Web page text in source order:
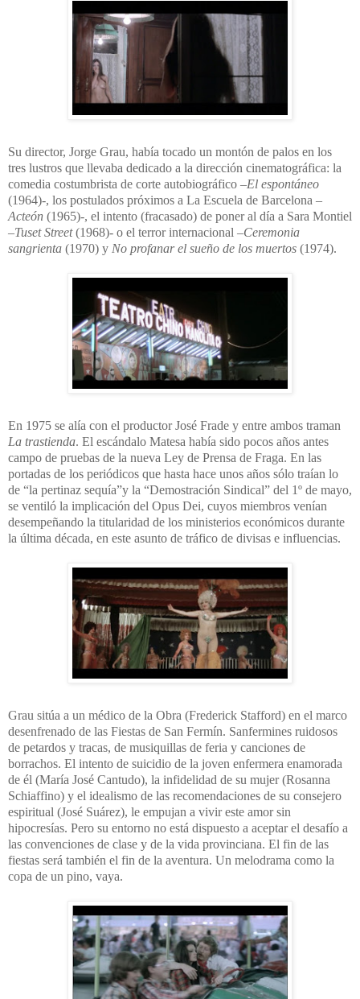
Su director, Jorge Grau, había tocado un montón de palos en los
tres lustros que llevaba dedicado a la dirección cinematográfica: la
comedia costumbrista de corte autobiográfico –El espontáneo
(1964)-, los postulados próximos a La Escuela de Barcelona –
Acteón (1965)-, el intento (fracasado) de poner al día a Sara Montiel
–Tuset Street(1968)- o el terror internacional –Ceremonia
sangrienta (1970) y No profanar el sueño de los muertos (1974).
En 1975 se alía con el productor José Frade y entre ambos traman
La trastienda. El escándalo Matesa había sido pocos años antes
campo de pruebas de la nueva Ley de Prensa de Fraga. En las
portadas de los periódicos que hasta hace unos años sólo traían lo
de “la pertinaz sequía”y la “Demostración Sindical” del 1º de mayo,
se ventiló la implicación del Opus Dei, cuyos miembros venían
desempeñando la titularidad de los ministerios económicos durante
la última década, en este asunto de tráfico de divisas e influencias.
Grau sitúa a un médico de la Obra (Frederick Stafford) en el marco
desenfrenado de las Fiestas de San Fermín. Sanfermines ruidosos
de petardos y tracas, de musiquillas de feria y canciones de
borrachos. El intento de suicidio de la joven enfermera enamorada
de él (María José Cantudo), la infidelidad de su mujer (Rosanna
Schiaffino) y el idealismo de las recomendaciones de su consejero
espiritual (José Suárez), le empujan a vivir este amor sin
hipocresías. Pero su entorno no está dispuesto a aceptar el desafío a
las convenciones de clase y de la vida provinciana. El fin de las
fiestas será también el fin de la aventura. Un melodrama como la
copa de un pino, vaya.